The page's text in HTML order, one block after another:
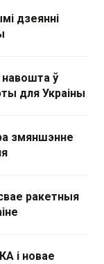
дзеянні
навошта ў
для Украіны
змяншэнне
ракетныя
і новае